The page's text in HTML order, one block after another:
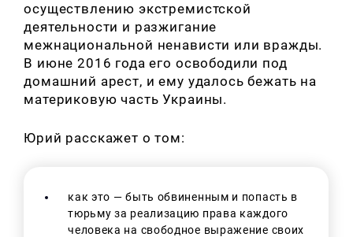
осуществлению экстремистской
деятельности и разжигание
межнациональной ненависти или вражды.
В июне 2016 года его освободили под
домашний арест, и ему удалось бежать на
материковую часть Украины.
Юрий расскажет о том:
как это — быть обвиненным и попасть в
тюрьму за реализацию права каждого
человека на свободное выражение своих